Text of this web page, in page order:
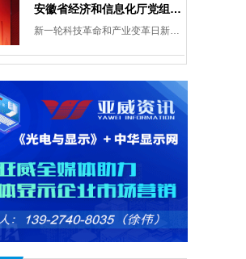
安徽省经济和信息化厅党组成员、副厅长柯文斌：掌握显示技术发展主动权 打造新型显示产业制造集群
新一轮科技革命和产业变革日新月异